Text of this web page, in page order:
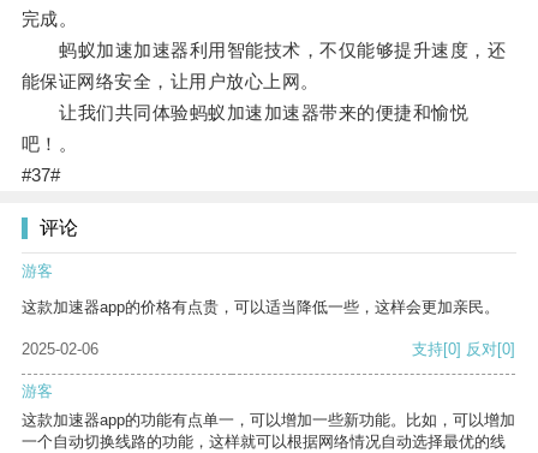
完成。
蚂蚁加速加速器利用智能技术，不仅能够提升速度，还
能保证网络安全，让用户放心上网。
让我们共同体验蚂蚁加速加速器带来的便捷和愉悦
吧！。
#37#
评论
游客
这款加速器app的价格有点贵，可以适当降低一些，这样会更加亲民。
2025-02-06 支持[0] 反对[0]
游客
这款加速器app的功能有点单一，可以增加一些新功能。比如，可以增加
一个自动切换线路的功能，这样就可以根据网络情况自动选择最优的线